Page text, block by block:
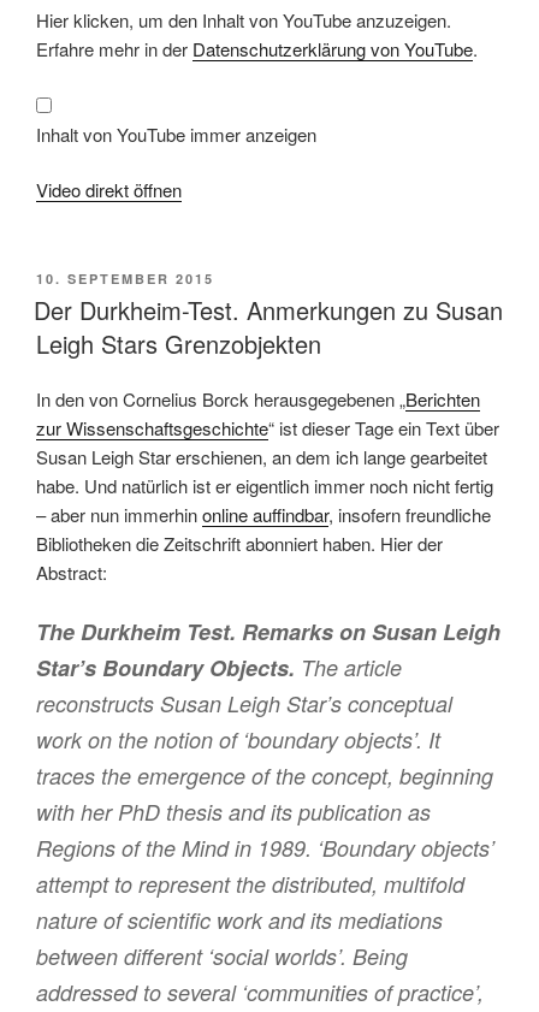
Inhalt
von
YouTube
anzeigen
Hier klicken, um den Inhalt von YouTube anzuzeigen.
Erfahre mehr in der Datenschutzerklärung von YouTube.
Inhalt von YouTube immer anzeigen
Video direkt öffnen
VERÖFFENTLICHT
AM
10. SEPTEMBER 2015
Der Durkheim-Test. Anmerkungen zu Susan
Leigh Stars Grenzobjekten
In den von Cornelius Borck herausgegebenen „Berichten
zur Wissenschaftsgeschichte“ ist dieser Tage ein Text über
Susan Leigh Star erschienen, an dem ich lange gearbeitet
habe. Und natürlich ist er eigentlich immer noch nicht fertig
– aber nun immerhinonline auffindbar, insofern freundliche
Bibliotheken die Zeitschrift abonniert haben. Hier der
Abstract:
The Durkheim Test. Remarks on Susan Leigh
Star’s Boundary Objects. The article
reconstructs Susan Leigh Star’s conceptual
work on the notion of ‘boundary objects’. It
traces the emergence of the concept, beginning
with her PhD thesis and its publication as
Regions of the Mindin 1989. ‘Boundary objects’
attempt to represent the distributed, multifold
nature of scientific work and its mediations
between different ‘social worlds’. Being
addressed to several ‘communities of practice’,